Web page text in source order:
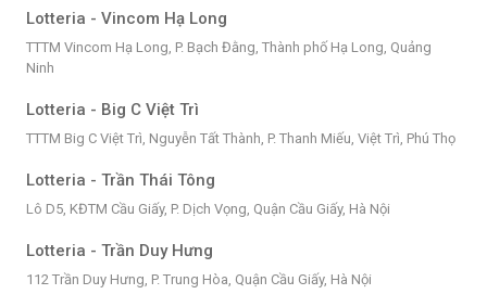
Lotteria - Vincom Hạ Long
TTTM Vincom Hạ Long, P. Bạch Đằng, Thành phố Hạ Long, Quảng
Ninh
Lotteria - Big C Việt Trì
TTTM Big C Việt Trì, Nguyễn Tất Thành, P. Thanh Miếu, Việt Trì, Phú Thọ
Lotteria - Trần Thái Tông
Lô D5, KĐTM Cầu Giấy, P. Dịch Vọng, Quận Cầu Giấy, Hà Nội
Lotteria - Trần Duy Hưng
112 Trần Duy Hưng, P. Trung Hòa, Quận Cầu Giấy, Hà Nội